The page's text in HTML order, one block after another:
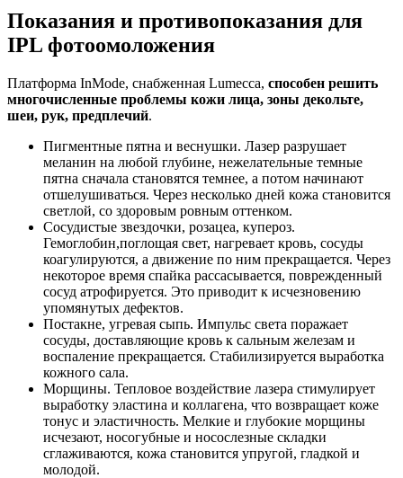
Показания и противопоказания для
IPL фотоомоложения
Платформа InMode, снабженная Lumecca, способен решить
многочисленные проблемы кожи лица, зоны декольте,
шеи, рук, предплечий.
Пигментные пятна и веснушки. Лазер разрушает
меланин на любой глубине, нежелательные темные
пятна сначала становятся темнее, а потом начинают
отшелушиваться. Через несколько дней кожа становится
светлой, со здоровым ровным оттенком.
Сосудистые звездочки, розацеа, купероз.
Гемоглобин,поглощая свет, нагревает кровь, сосуды
коагулируются, а движение по ним прекращается. Через
некоторое время спайка рассасывается, поврежденный
сосуд атрофируется. Это приводит к исчезновению
упомянутых дефектов.
Постакне, угревая сыпь. Импульс света поражает
сосуды, доставляющие кровь к сальным железам и
воспаление прекращается. Стабилизируется выработка
кожного сала.
Морщины. Тепловое воздействие лазера стимулирует
выработку эластина и коллагена, что возвращает коже
тонус и эластичность. Мелкие и глубокие морщины
исчезают, носогубные и носослезные складки
сглаживаются, кожа становится упругой, гладкой и
молодой.